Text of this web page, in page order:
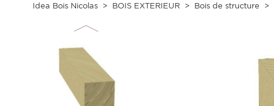
Idea Bois Nicolas BOIS EXTERIEUR Bois de structure